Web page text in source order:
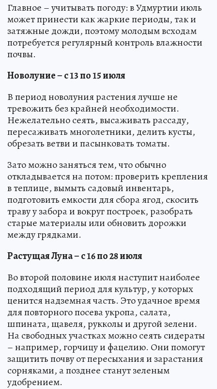
Главное – учитывать погоду: в Удмуртии июль
может принести как жаркие периоды, так и
затяжные дожди, поэтому молодым всходам
потребуется регулярный контроль влажности
почвы.
Новолуние – с 13 по 15 июля
В период новолуния растения лучше не
тревожить без крайней необходимости.
Нежелательно сеять, высаживать рассаду,
пересаживать многолетники, делить кусты,
обрезать ветви и пасынковать томаты.
Зато можно заняться тем, что обычно
откладывается на потом: проверить крепления
в теплице, вымыть садовый инвентарь,
подготовить емкости для сбора ягод, скосить
траву у забора и вокруг построек, разобрать
старые материалы или обновить дорожки
между грядками.
Растущая Луна – с 16 по 28 июля
Во второй половине июля наступит наиболее
подходящий период для культур, у которых
ценится надземная часть. Это удачное время
для повторного посева укропа, салата,
шпината, щавеля, рукколы и другой зелени.
На свободных участках можно сеять сидераты
– например, горчицу и фацелию. Они помогут
защитить почву от пересыхания и зарастания
сорняками, а позднее станут зеленым
удобрением.